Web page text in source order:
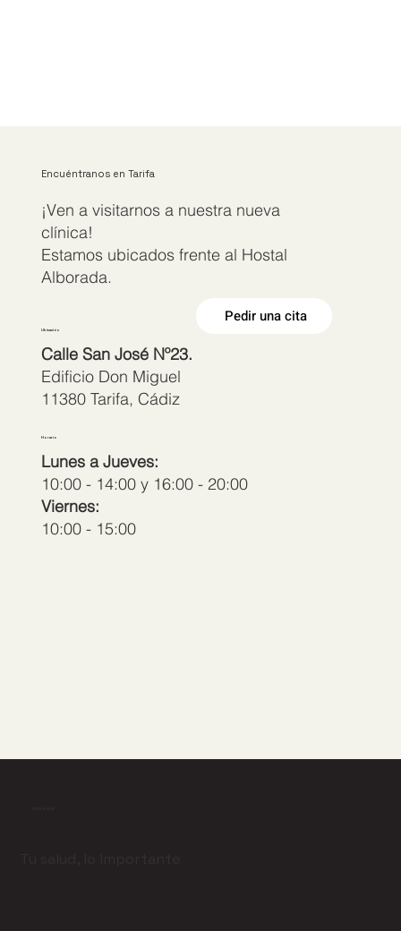
Encuéntranos en Tarifa
¡Ven a visitarnos a nuestra nueva
clínica!
Estamos ubicados frente al Hostal
Alborada.
Ubicación
Calle San José Nº23.
Edificio Don Miguel
11380 Tarifa, Cádiz
Horario
Lunes a Jueves:
10:00 - 14:00 y 16:00 - 20:00
Viernes:
10:00 - 15:00
Pedir una cita